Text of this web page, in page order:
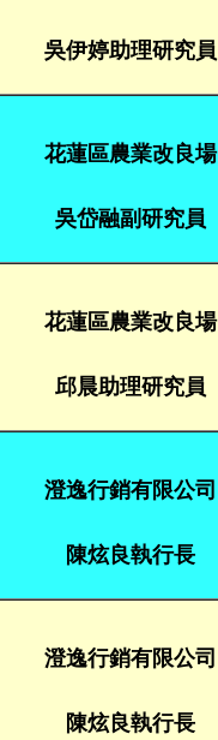
吳伊婷助理研究員
花蓮區農業改良場
吳岱融副研究員
花蓮區農業改良場
邱晨助理研究員
澄逸行銷有限公司
陳炫良執行長
澄逸行銷有限公司
陳炫良執行長